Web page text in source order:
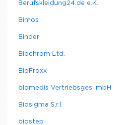
Berufskleidung24.de e.K.
Bimos
Binder
Biochrom Ltd.
BioFroxx
biomedis Vertriebsges. mbH
Biosigma S.r.l.
biostep